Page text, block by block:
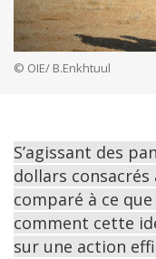
© OIE/ B.Enkhtuul
S’agissant des
dollars
comparé à ce
comment cette
sur une action